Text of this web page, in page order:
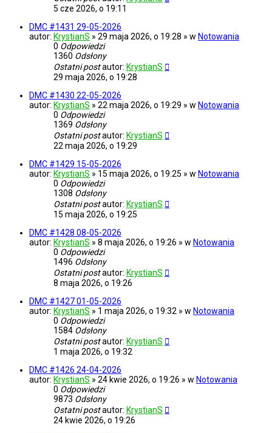
5 cze 2026, o 19:11
DMC #1431 29-05-2026
autor: KrystianS » 29 maja 2026, o 19:28 » w Notowania
0 Odpowiedzi
1360 Odsłony
Ostatni postautor: KrystianS
29 maja 2026, o 19:28
DMC #1430 22-05-2026
autor: KrystianS » 22 maja 2026, o 19:29 » w Notowania
0 Odpowiedzi
1369 Odsłony
Ostatni postautor: KrystianS
22 maja 2026, o 19:29
DMC #1429 15-05-2026
autor: KrystianS » 15 maja 2026, o 19:25 » w Notowania
0 Odpowiedzi
1308 Odsłony
Ostatni postautor: KrystianS
15 maja 2026, o 19:25
DMC #1428 08-05-2026
autor: KrystianS » 8 maja 2026, o 19:26 » w Notowania
0 Odpowiedzi
1496 Odsłony
Ostatni postautor: KrystianS
8 maja 2026, o 19:26
DMC #1427 01-05-2026
autor: KrystianS » 1 maja 2026, o 19:32 » w Notowania
0 Odpowiedzi
1584 Odsłony
Ostatni postautor: KrystianS
1 maja 2026, o 19:32
DMC #1426 24-04-2026
autor: KrystianS » 24 kwie 2026, o 19:26 » w Notowania
0 Odpowiedzi
9873 Odsłony
Ostatni postautor: KrystianS
24 kwie 2026, o 19:26